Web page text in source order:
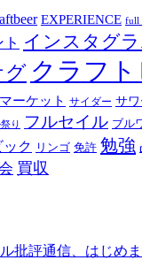
EXPERIENCE full
インスタグラ
グ クラフ
ーケット サイダー サ
り フルセイル ブル
ック リンゴ 免許 勉強
買収
批評通信、はじめ